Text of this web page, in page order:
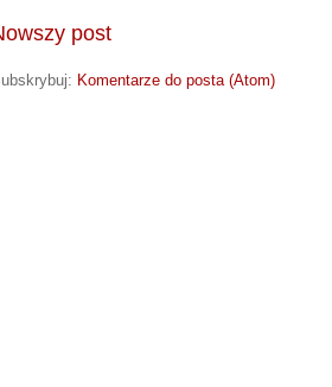
post
Komentarze do posta (Atom)